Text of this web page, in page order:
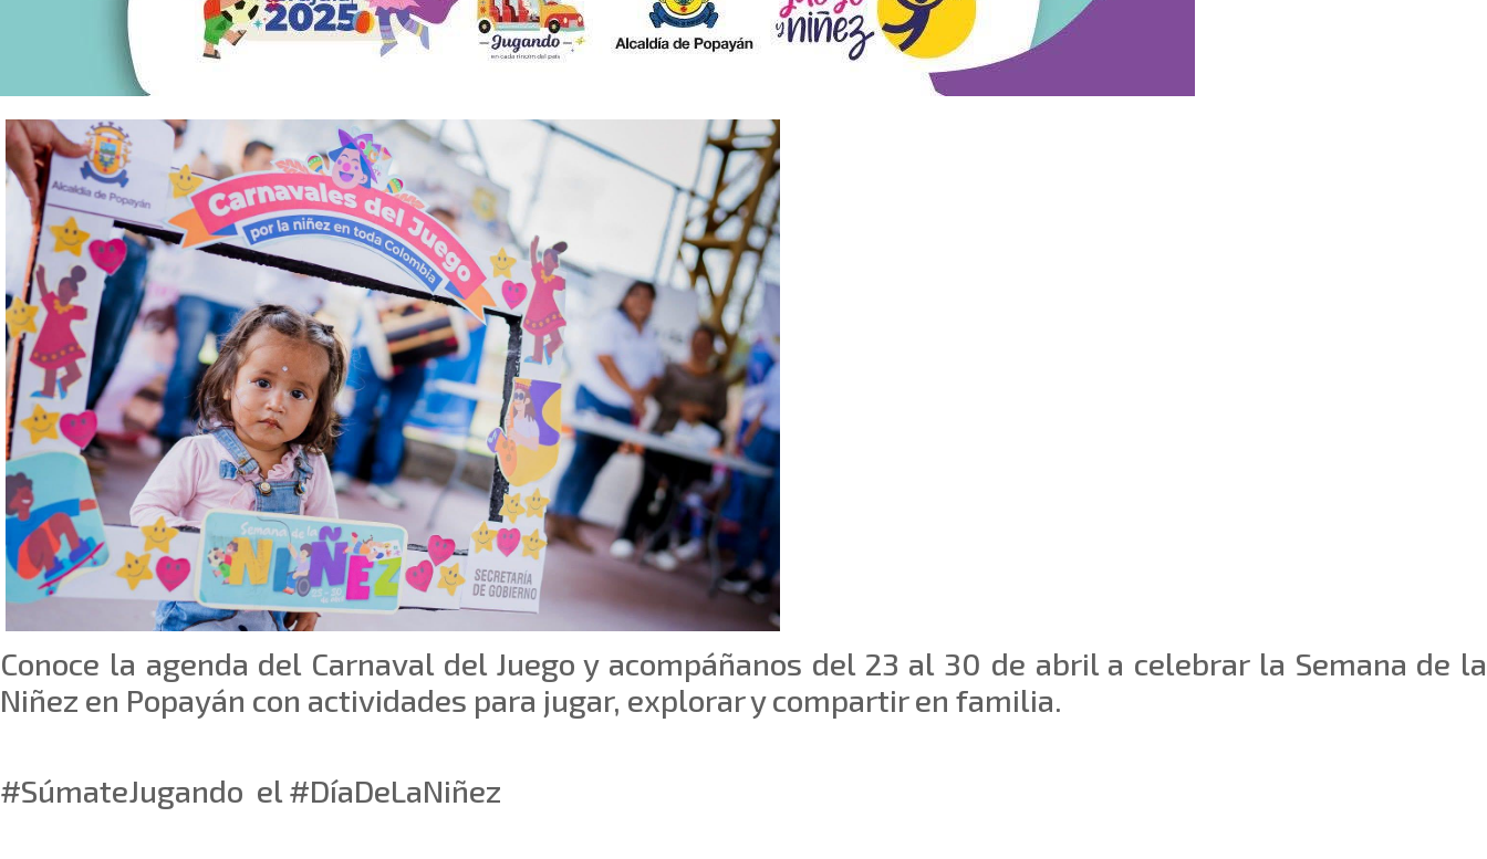
Conoce la agenda del Carnaval del Juego y acompáñanos del 23 al 30 de abril a celebrar la Semana de la
Niñez en Popayán con actividades para jugar, explorar y compartir en familia.
#SúmateJugando el #DíaDeLaNiñez